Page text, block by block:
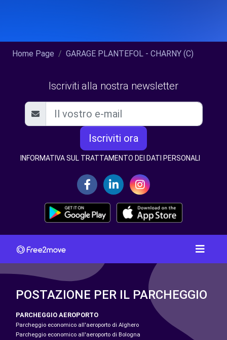
Home Page GARAGE PLANTEFOL - CHARNY (C)
Iscriviti alla nostra newsletter
Iscriviti ora
INFORMATIVA SUL TRATTAMENTO DEI DATI PERSONALI
POSTAZIONE PER IL PARCHEGGIO
PARCHEGGIO AEROPORTO
Parcheggio economico all'aeroporto di Alghero
Parcheggio economico all'aeroporto di Bologna